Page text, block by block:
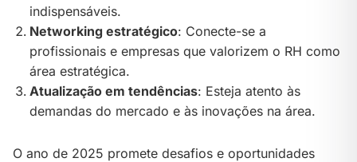
indispensáveis.
Networking estratégico: Conecte-se a
profissionais e empresas que valorizem o RH como
área estratégica.
Atualização em tendências: Esteja atento às
demandas do mercado e às inovações na área.
O ano de 2025 promete desafios e oportunidades